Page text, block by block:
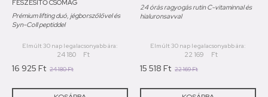
FESZESÍTŐ CSOMAG
Prémium lifting duó, jégborszőlővel és
Syn-Coll peptiddel
Elmúlt 30 nap legalacsonyabb ára:
24 180 Ft
24 180Ft
16 925 Ft
24 órás ragyogás rutin C-vitaminnal és
hialuronsavval
Elmúlt 30 nap legalacsonyabb ára:
22 169 Ft
22 169Ft
15 518 Ft